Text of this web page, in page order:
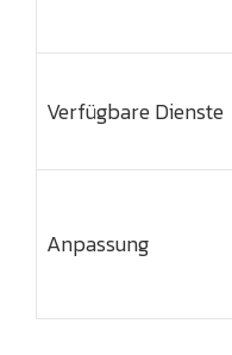
Verfügbare Dienste
Anpassung